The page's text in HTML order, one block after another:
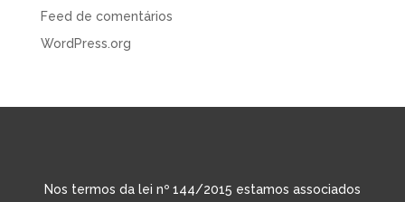
Feed de comentários
WordPress.org
Nos termos da lei nº 144/2015 estamos associados